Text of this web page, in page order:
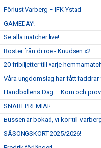
Förlust Varberg – IFK Ystad
GAMEDAY!
Se alla matcher live!
Röster från di röe - Knudsen x2
20 fribiljetter till varje
Våra ungdomslag har fått faddrar
Handbollens Dag – Kom och
SNART PREMIÄR
Bussen är bokad, vi kör till
SÄSONGSKORT 2025/2026!